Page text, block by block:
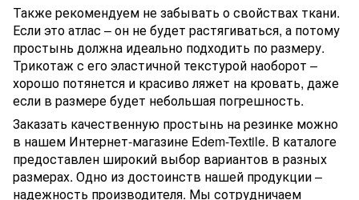
Также рекомендуем не забывать о свойствах ткани.
Если это атлас – он не будет растягиваться, а потому
простынь должна идеально подходить по размеру.
Трикотаж с его эластичной текстурой наоборот –
хорошо потянется и красиво ляжет на кровать, даже
если в размере будет небольшая погрешность.
Заказать качественную простынь на резинке можно
в нашем Интернет-магазине Edem-Textile. В каталоге
предоставлен широкий выбор вариантов в разных
размерах. Одно из достоинств нашей продукции –
надежность производителя. Мы сотрудничаем